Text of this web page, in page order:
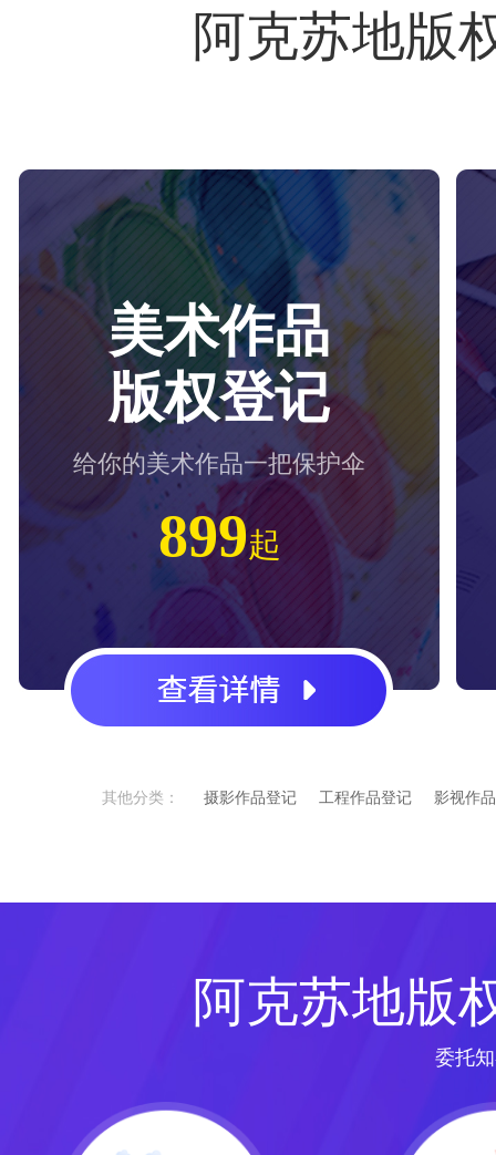
阿克苏地版
美术作品
版权登记
给你的美术作品一把保护伞
899起
其他分类： 摄影作品登记 工程作品登记 影视作
阿克苏地版
委托